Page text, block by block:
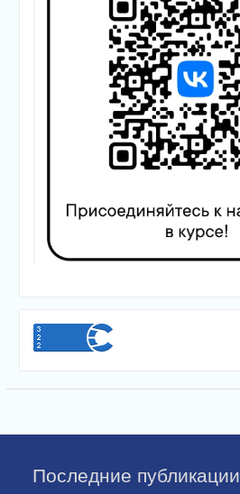
Последние публикации